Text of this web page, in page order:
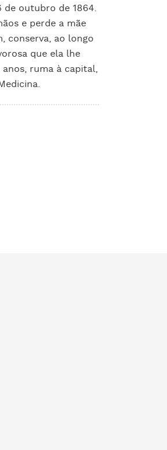
de outubro de 1864.
e perde a mãe
conserva, ao longo
que ela lhe
anos, ruma à capital,